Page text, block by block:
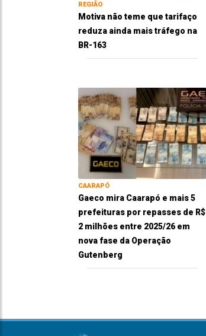
REGIÃO
Motiva não teme que tarifaço
reduza ainda mais tráfego na
BR-163
CAARAPÓ
Gaeco mira Caarapó e mais 5
prefeituras por repasses de R$
2 milhões entre 2025/26 em
nova fase da Operação
Gutenberg